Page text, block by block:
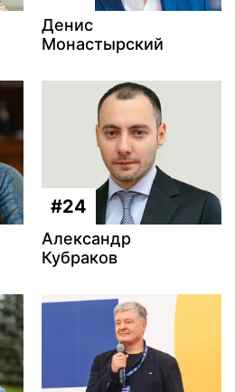
Денис
Монастырский
#24
Александр
Кубраков